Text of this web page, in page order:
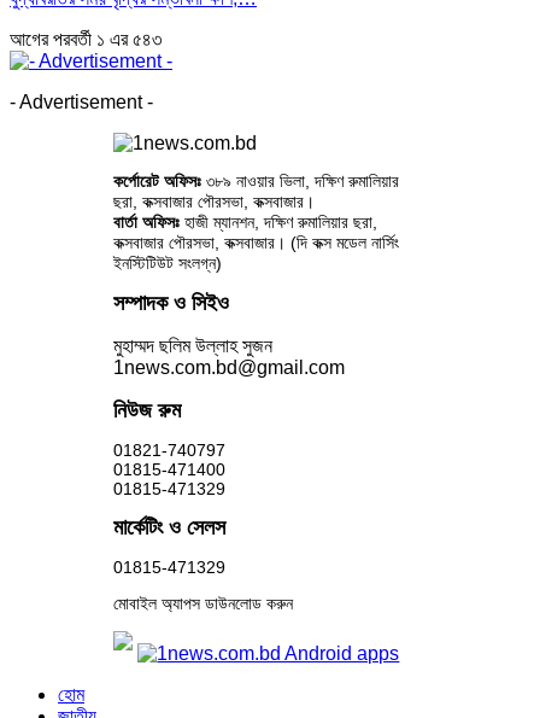
আগেরপরবর্তী ১ এর ৫৪৩
- Advertisement -
কর্পোরেট অফিসঃ ৩৮৯ নাওয়ার ভিলা, দক্ষিণ রুমালিয়ার
ছরা, কক্সবাজার পৌরসভা, কক্সবাজার।
বার্তা অফিসঃহাজী ম্যানশন, দক্ষিণ রুমালিয়ার ছরা,
কক্সবাজার পৌরসভা, কক্সবাজার। (দি কক্স মডেল নার্সিং
ইনস্টিটিউট সংলগ্ন)
সম্পাদক ও সিইও
মুহাম্মদ ছলিম উল্লাহ সুজন
1news.com.bd@gmail.com
নিউজ রুম
01821-740797
01815-471400
01815-471329
মার্কেটিং ও সেলস
01815-471329
মোবাইল অ্যাপস ডাউনলোড করুন
হোম